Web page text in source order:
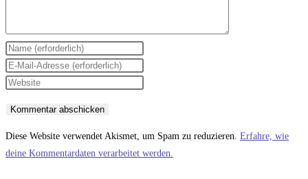
Gib
deinen
Namen
zum
Kommentieren
Gib
deine
Adresse
zum
Gib
URL
ein
Diese Website verwendet Akismet, um Spam zu reduzieren. Erfahre, wie
deine Kommentardaten verarbeitet werden.